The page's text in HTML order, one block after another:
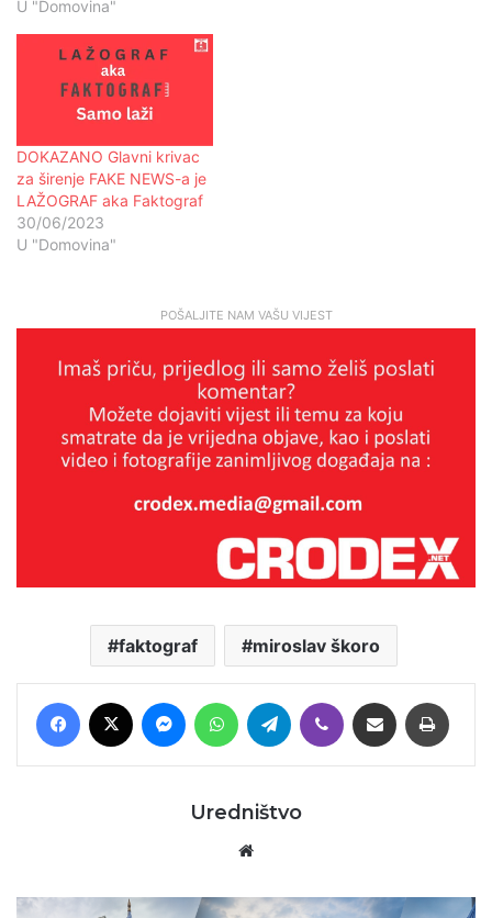
U "Domovina"
DOKAZANO Glavni krivac
za širenje FAKE NEWS-a je
LAŽOGRAF aka Faktograf
30/06/2023
U "Domovina"
POŠALJITE NAM VAŠU VIJEST
faktograf miroslav škoro
Facebook MessengerWhatsAppTelegram Viber Podijeli putem E-maila
Uredništvo